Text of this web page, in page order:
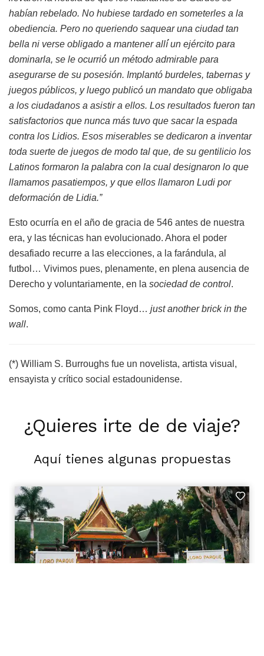
habían rebelado. No hubiese tardado en someterles a la
obediencia. Pero no queriendo saquear una ciudad tan
bella ni verse obligado a mantener allí́ un ejército para
dominarla, se le ocurrió́ un método admirable para
asegurarse de su posesión. Implantó burdeles, tabernas y
juegos públicos, y luego publicó un mandato que obligaba
a los ciudadanos a asistir a ellos. Los resultados fueron tan
satisfactorios que nunca más tuvo que sacar la espada
contra los Lidios. Esos miserables se dedicaron a inventar
toda suerte de juegos de modo tal que, de su gentilicio los
Latinos formaron la palabra con la cual designaron lo que
llamamos pasatiempos, y que ellos llamaron Ludi por
deformación de Lidia.”
Esto ocurría en el año de gracia de 546 antes de nuestra
era, y las técnicas han evolucionado. Ahora el poder
desafiado recurre a las elecciones, a la farándula, al
futbol… Vivimos pues, plenamente, en plena ausencia de
Derecho y voluntariamente, en la sociedad de control.
Somos, como canta Pink Floyd… just another brick in the
wall.
(*) William S. Burroughs fue un novelista, artista visual,
ensayista y crítico social estadounidense.
¿Quieres irte de de viaje?
Aquí tienes algunas propuestas